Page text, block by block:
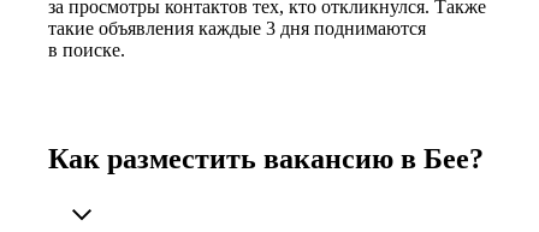
за просмотры контактов тех, кто откликнулся. Также
такие объявления каждые 3 дня поднимаются
в поиске.
Как разместить вакансию в Бее?